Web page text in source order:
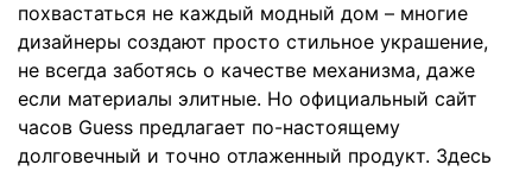
похвастаться не каждый модный дом – многие
дизайнеры создают просто стильное украшение,
не всегда заботясь о качестве механизма, даже
если материалы элитные. Но официальный сайт
часов Guess предлагает по-настоящему
долговечный и точно отлаженный продукт. Здесь